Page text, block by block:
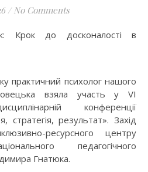
/ No Comments
практичний психолог нашого
взяла участь у VI
конференції
стратегія, результат». Захід
ресурсного центру
педагогічного
Гнатюка.